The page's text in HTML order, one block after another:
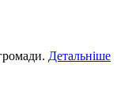
Детальніше